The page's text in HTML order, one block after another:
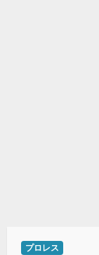
プロレス